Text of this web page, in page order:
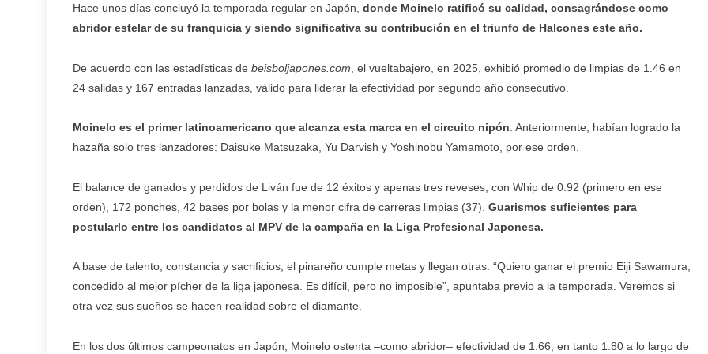
Hace unos días concluyó la temporada regular en Japón, donde Moinelo ratificó su calidad, consagrándose como
abridor estelar de su franquicia y siendo significativa su contribución en el triunfo de Halcones este año.
De acuerdo con las estadísticas de beisboljapones.com , el vueltabajero, en 2025, exhibió promedio de limpias de 1.46 en
24 salidas y 167 entradas lanzadas, válido para liderar la efectividad por segundo año consecutivo.
Moinelo es el primer latinoamericano que alcanza esta marca en el circuito nipón. Anteriormente, habían logrado la
hazaña solo tres lanzadores: Daisuke Matsuzaka, Yu Darvish y Yoshinobu Yamamoto, por ese orden.
El balance de ganados y perdidos de Liván fue de 12 éxitos y apenas tres reveses, con Whip de 0.92 (primero en ese
orden), 172 ponches, 42 bases por bolas y la menor cifra de carreras limpias (37). Guarismos suficientes para
postularlo entre los candidatos al MPV de la campaña en la Liga Profesional Japonesa.
A base de talento, constancia y sacrificios, el pinareño cumple metas y llegan otras. “Quiero ganar el premio Eiji Sawamura,
concedido al mejor pícher de la liga japonesa. Es difícil, pero no imposible”, apuntaba previo a la temporada. Veremos si
otra vez sus sueños se hacen realidad sobre el diamante.
En los dos últimos campeonatos en Japón, Moinelo ostenta –como abridor– efectividad de 1.66, en tanto 1.80 a lo largo de